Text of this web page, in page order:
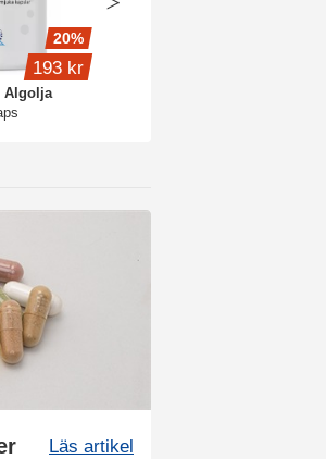
Algolja
20%
193 kr
Läs artikel